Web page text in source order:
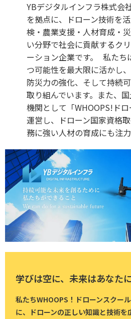
YBデジタルインフラ株式会
を拠点に、ドローン技術を
検・農業支援・人材育成・
い分野で社会に貢献するク
ーション企業です。 私たち
つ可能性を最大限に活かし
防災力の強化、そして持続
取り組んでいます。また、
機関として「WHOOPS!ド
運営し、ドローン国家資格
務に強い人材の育成にも注力
学びは空に、未来はあなたに
私たちWHOOPS！ドローンスクー
に、ドローンの正しい知識と技術